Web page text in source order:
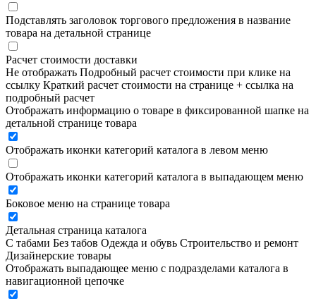
Подставлять заголовок торгового предложения в название
товара на детальной странице
Расчет стоимости доставки
Не отображать Подробный расчет стоимости при клике на
ссылку Краткий расчет стоимости на странице + ссылка на
подробный расчет
Отображать информацию о товаре в фиксированной шапке на
детальной странице товара
Отображать иконки категорий каталога в левом меню
Отображать иконки категорий каталога в выпадающем меню
Боковое меню на странице товара
Детальная страница каталога
С табами Без табов Одежда и обувь Строительство и ремонт
Дизайнерские товары
Отображать выпадающее меню с подразделами каталога в
навигационной цепочке